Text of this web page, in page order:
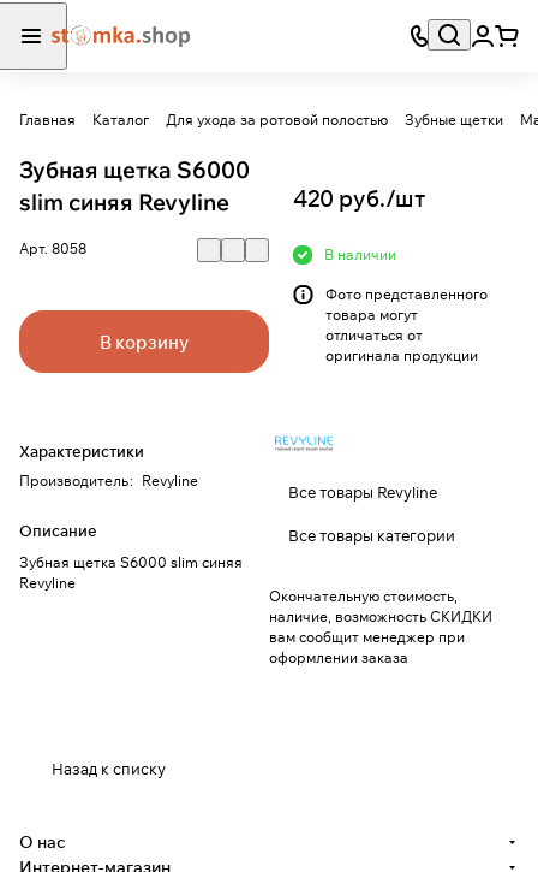
Главная Каталог Для ухода за ротовой полостью Зубные щетки
Зубная щетка S6000
slim синяя Revyline
Арт. 8058
В корзину
Характеристики
Производитель: Revyline
Описание
Зубная щетка S6000 slim синяя
Revyline
420 руб./шт
В наличии
Фото представленного
товара могут
отличаться от
оригинала продукции
Все товары Revyline
Все товары категории
Окончательную стоимость,
наличие, возможность СКИДКИ
вам сообщит менеджер при
оформлении заказа
Назад к списку
О нас
Интернет-магазин